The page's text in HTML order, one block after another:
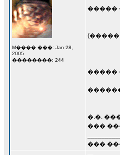
M���� ���: Jan 28,
2005
��������: 244
�����
�����
�.�.
���
���